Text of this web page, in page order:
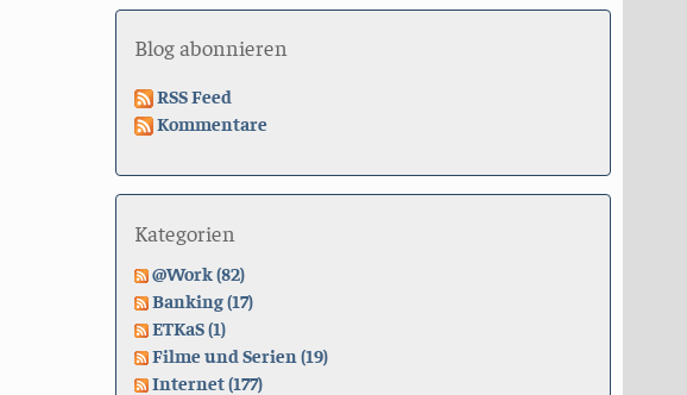
Blog abonnieren
RSS Feed
Kommentare
Kategorien
@Work (82)
Banking (17)
ETKaS (1)
Filme und Serien (19)
Internet (177)